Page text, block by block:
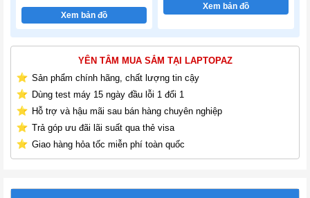
Xem bản đồ
Xem bản đồ
YÊN TÂM MUA SẮM TẠI LAPTOPAZ
Sản phẩm chính hãng, chất lượng tin cậy
Dùng test máy 15 ngày đầu lỗi 1 đổi 1
Hỗ trợ và hậu mãi sau bán hàng chuyên nghiệp
Trả góp ưu đãi lãi suất qua thẻ visa
Giao hàng hỏa tốc miễn phí toàn quốc